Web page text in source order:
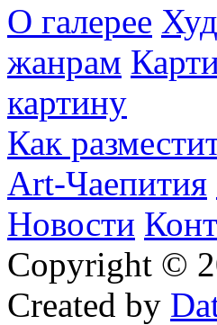
О галерее
жанрам
картину
Как
Art-Чаепития
Новости
Copyright ©
Created by